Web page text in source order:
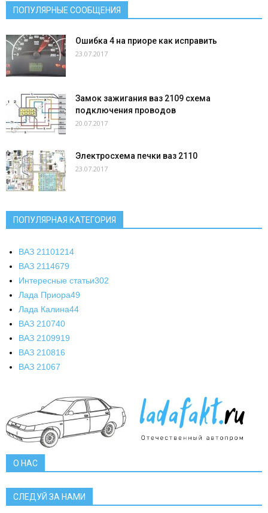
ПОПУЛЯРНЫЕ СООБЩЕНИЯ
Ошибка 4 на приоре как исправить
23.07.2017
Замок зажигания ваз 2109 схема
подключения проводов
20.07.2017
Электросхема печки ваз 2110
23.07.2017
ПОПУЛЯРНАЯ КАТЕГОРИЯ
ВАЗ 21101214
ВАЗ 2114679
Интересные статьи302
Лада Приора49
Лада Калина44
ВАЗ 210740
ВАЗ 2109919
ВАЗ 210816
ВАЗ 21067
О НАС
СЛЕДУЙ ЗА НАМИ